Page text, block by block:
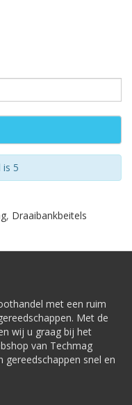
5
, Draaibankbeitels
met een ruim
Met de
wij u graag bij het
van Techmag
snel en